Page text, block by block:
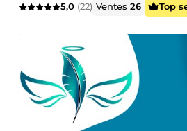
5,0 (22) Ventes26 Top